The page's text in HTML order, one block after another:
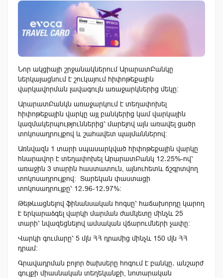
Նոր ակցիայի շրջանակներում ԱրարատԲանկը
ներկայացնում է շուկայում հիփոթեքային
վարկավորման լավագույն առաջարկներից մեկը։
ԱրարատԲանկն առաջարկում է տեղափոխել
հիփոթեքային վարկը այլ բանկերից կամ վարկային
կազմակերպություններից՝ մարելով այն առավել ցածր
տոկոսադրույքով և շահավետ պայմաններով։
Առնվազն 1 տարի սպասարկված հիփոթեքային վարկը
հնարավոր է տեղափոխել ԱրարատԲանկ 12․25%-ով՝
առաջին 3 տարին հաստատուն, այնուհետև ճշգրտվող
տոկոսադրույքով։ Տարեկան փաստացի
տոկոսադրույքը՝ 12․96-12․97%։
Թեթևացնելով ֆինանսական հոգսը՝ հաճախորդը կարող
է երկարաձգել վարկի մարման ժամկետը մինչև 25
տարի՝ նվազեցնելով ամսական վճարումների չափը։
Վարկի գումարը՝ 5 մլն ՀՀ դրամից մինչև 150 մլն ՀՀ
դրամ։
Գրավադրման բոլոր ծախսերը հոգում է բանկը․ անշարժ
գույքի միասնական տեղեկանքի, նոտարական